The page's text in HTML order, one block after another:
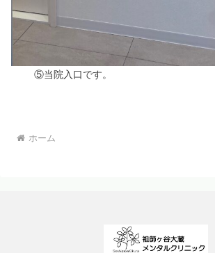
⑤当院入口です。
ホーム